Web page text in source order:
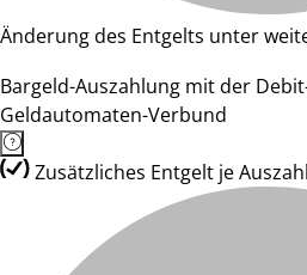
Änderung des Entgelts unter
Bargeld-Auszahlung mit der
Geldautomaten-Verbund
Zusätzliches Entgelt je